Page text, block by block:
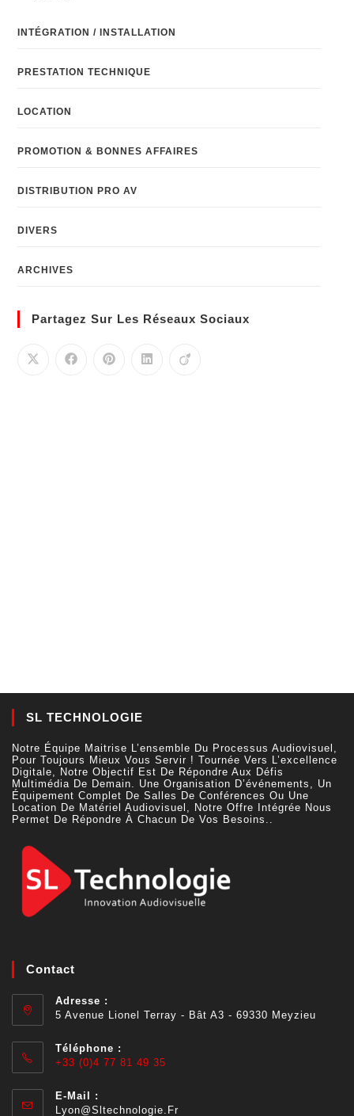
INTÉGRATION / INSTALLATION
PRESTATION TECHNIQUE
LOCATION
PROMOTION & BONNES AFFAIRES
DISTRIBUTION PRO AV
DIVERS
ARCHIVES
Partagez Sur Les Réseaux Sociaux
SL TECHNOLOGIE
Notre Équipe Maitrise L’ensemble Du Processus Audiovisuel,
Pour Toujours Mieux Vous Servir ! Tournée Vers L’excellence
Digitale, Notre Objectif Est De Répondre Aux Défis
Multimédia De Demain. Une Organisation D’événements, Un
Équipement Complet De Salles De Conférences Ou Une
Location De Matériel Audiovisuel, Notre Offre Intégrée Nous
Permet De Répondre À Chacun De Vos Besoins..
Contact
Adresse :
5 Avenue Lionel Terray - Bât A3 - 69330 Meyzieu
Téléphone :
+33 (0)4 77 81 49 35
E-Mail :
Lyon@sltechnologie.fr